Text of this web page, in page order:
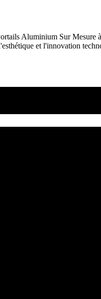
Aluminium Sur Mesure
et l'innovation